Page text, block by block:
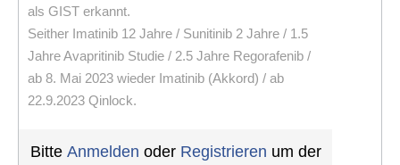
als GIST erkannt.
Seither Imatinib 12 Jahre / Sunitinib 2 Jahre / 1.5
Jahre Avapritinib Studie / 2.5 Jahre Regorafenib /
ab 8. Mai 2023 wieder Imatinib (Akkord) / ab
22.9.2023 Qinlock.
Bitte Anmelden oder Registrieren um der